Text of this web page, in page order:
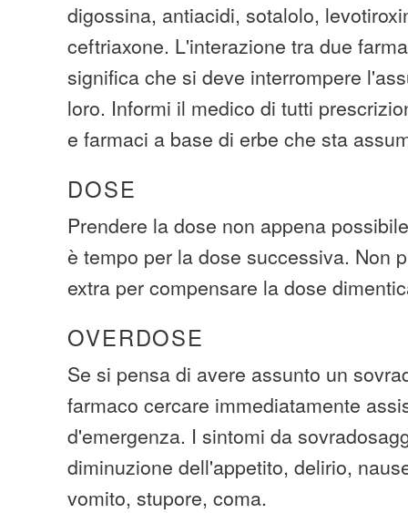
digossina, antiacidi, sotalolo,
ceftriaxone. L'interazione tra due
significa che si deve interrompere
loro. Informi il medico di tutti
e farmaci a base di erbe che sta
DOSE
Prendere la dose non appena
è tempo per la dose successiva. Non
extra per compensare la dose
OVERDOSE
Se si pensa di avere assunto un
farmaco cercare immediatamente
d'emergenza. I sintomi da
diminuzione dell'appetito, delirio,
vomito, stupore, coma.